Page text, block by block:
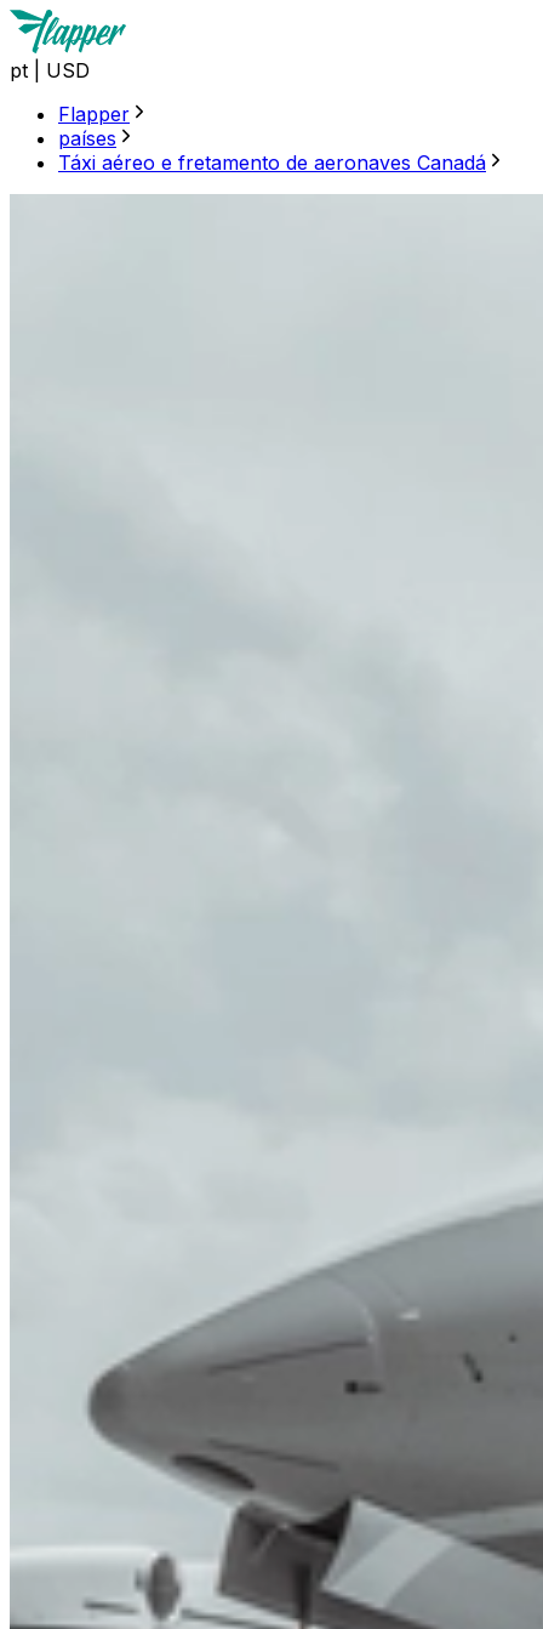
pt
USD
Flapper
países
Táxi aéreo e fretamento de aeronaves Canadá